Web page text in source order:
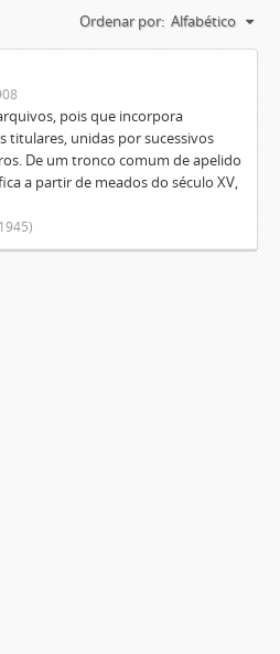
Ordenar por: Alfabético
pois que incorpora
titulares, unidas por sucessivos
De um tronco comum de apelido
a partir de meados do século XV,